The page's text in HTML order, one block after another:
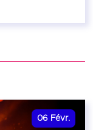
06 Févr.